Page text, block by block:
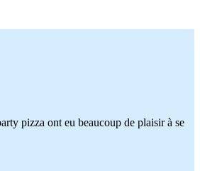
pizza ont eu beaucoup de plaisir à se